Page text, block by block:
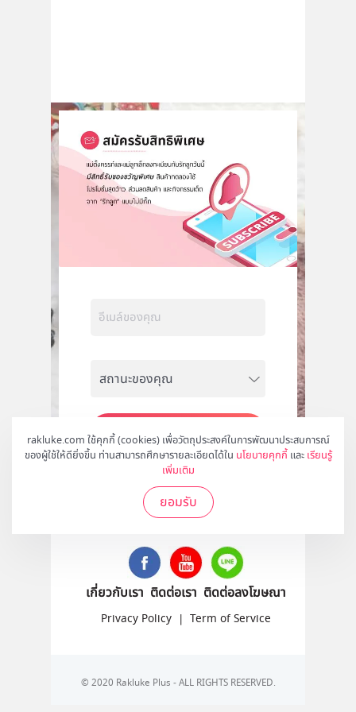
rakluke.com ใช้คุกกี้ (cookies) เพื่อวัตถุประสงค์ในการพัฒนาประสบการณ์
ของผู้ใช้ให้ดียิ่งขึ้น ท่านสามารถศึกษารายละเอียดได้ใน นโยบายคุกกี้ และ เรียนรู้
เพิ่มเติม
ยอมรับ
สมัคร
ติดตามเราได้ที่
เกี่ยวกับเรา ติดต่อเรา ติดต่อลงโฆษณา
Privacy Policy | Term of Service
© 2020 Rakluke Plus - ALL RIGHTS RESERVED.